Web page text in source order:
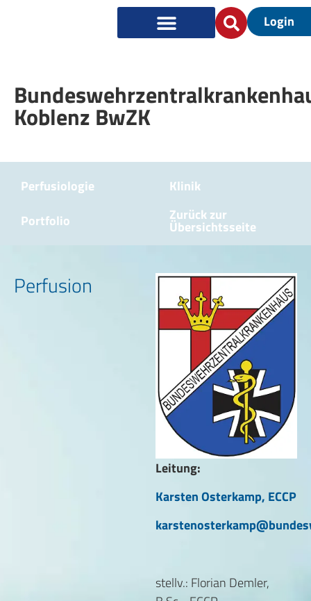
Login
Koblenz BwZK
Perfusiologie
Klinik
Portfolio
Zurück zur
Übersichtsseite
Perfusion
Leitung:
Karsten Osterkamp, ECCP
stellv.: Florian Demler,